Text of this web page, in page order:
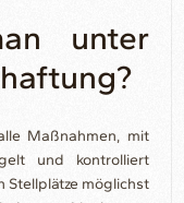
unter
Maßnahmen, mit
und kontrolliert
Stellplätze möglichst